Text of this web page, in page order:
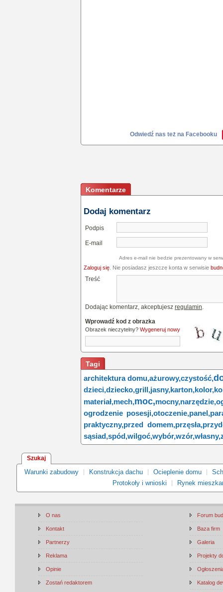
Odwiedź nas też na Facebooku
Komentarze
Dodaj komentarz
Podpis
E-mail
Adres e-mail nie bedzie prezentowany w
Zaloguj się . Nie posiadasz jeszcze konta w serwisie
Treść
Dodając komentarz, akceptujesz regulamin.
Wprowadź kod z obrazka
Obrazek nieczytelny? Wygeneruj nowy
Tagi
architektura domu,ażurowy,czystość,
dzieci,dziecko,grill,jasny,karton,kolor,
materiał,mech,moc,mocny,narzędzie,
ogrodzenie posesji,otoczenie,panel,
praktyczny,przed domem,przęsła,
sąsiad,spód,wilgoć,wybór,wzór,własny,
Szukaj
Warunki zabudowy Konstrukcja dachu Ocieplenie domu
Protokoły i wnioski
Rynek
O nas
Kontakt
Partnerzy
Reklama
Opinie
Zostań redaktorem
Forum
Baza firm
Galeria
Projekty
Katalog